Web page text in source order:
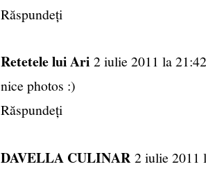
Răspundeți
Retetele lui Ari 2 iulie 2011 la 21:42
nice photos :)
Răspundeți
DAVELLA CULINAR 2 iulie 2011